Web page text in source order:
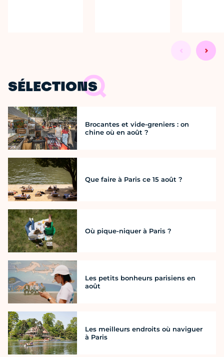
SÉLECTIONS
Brocantes et vide-greniers : on
chine où en août ?
Que faire à Paris ce 15 août ?
Où pique-niquer à Paris ?
Les petits bonheurs parisiens en
août
Les meilleurs endroits où naviguer
à Paris